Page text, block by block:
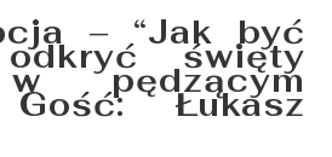
– “Jak być
święty
pędzącym
Łukasz